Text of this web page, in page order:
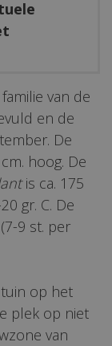
familie van de
en de
De
hoog. De
is ca. 175
gr. C. De
9 st. per
op het
plek op niet
van